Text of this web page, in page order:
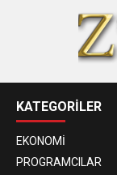
KATEGORİLER
EKONOMİ
PROGRAMCILAR